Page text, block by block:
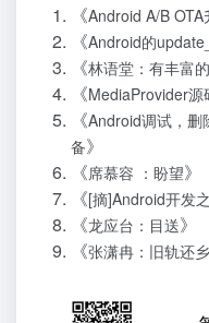
《Android A/B
《Android的
《林语堂：有丰富
《MediaProvider源
《Android调试，删
备》
《席慕容 ：盼望》
《[摘]Android开发
《龙应台：目送》
《张潇冉：旧轨还乡